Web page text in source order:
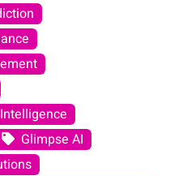
Glimpse AI